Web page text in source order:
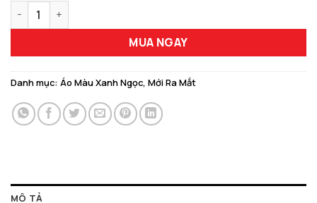
Mẫu Áo Bóng Đá Thiết Kế Màu Xanh Ngọc RXM-76 số lượng
MUA NGAY
Danh mục: Áo Màu Xanh Ngọc, Mới Ra Mắt
MÔ TẢ